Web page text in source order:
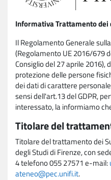
Informativa Trattamento dei
Il Regolamento Generale
(Regolamento UE 2016/679
Consiglio del 27 aprile 2016),
protezione delle persone
dei dati di carattere
sensi dell'art.13 del GDPR,
interessato, la informiamo
Titolare del
Titolare del trattamento dei
degli Studi di Firenze, con
4 telefono 055 27571 e-mail:
ateneo@pec.unifi.it.